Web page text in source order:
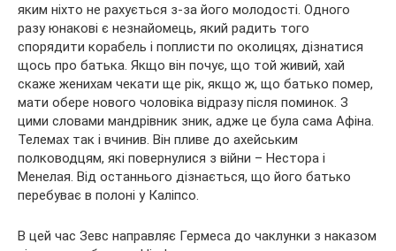
яким ніхто не рахується з-за його молодості. Одного
разу юнакові є незнайомець, який радить того
спорядити корабель і поплисти по околицях, дізнатися
щось про батька. Якщо він почує, що той живий, хай
скаже женихам чекати ще рік, якщо ж, що батько помер,
мати обере нового чоловіка відразу після поминок. З
цими словами мандрівник зник, адже це була сама Афіна.
Телемах так і вчинив. Він пливе до ахейським
полководцям, які повернулися з війни – Нестора і
Менелая. Від останнього дізнається, що його батько
перебуває в полоні у Каліпсо.
В цей час Зевс направляє Гермеса до чаклунки з наказом